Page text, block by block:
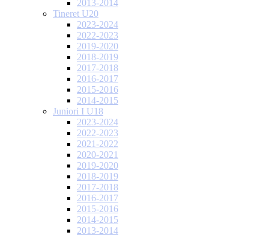
2013-2014
Tineret U20
2023-2024
2022-2023
2019-2020
2018-2019
2017-2018
2016-2017
2015-2016
2014-2015
Juniori I U18
2023-2024
2022-2023
2021-2022
2020-2021
2019-2020
2018-2019
2017-2018
2016-2017
2015-2016
2014-2015
2013-2014